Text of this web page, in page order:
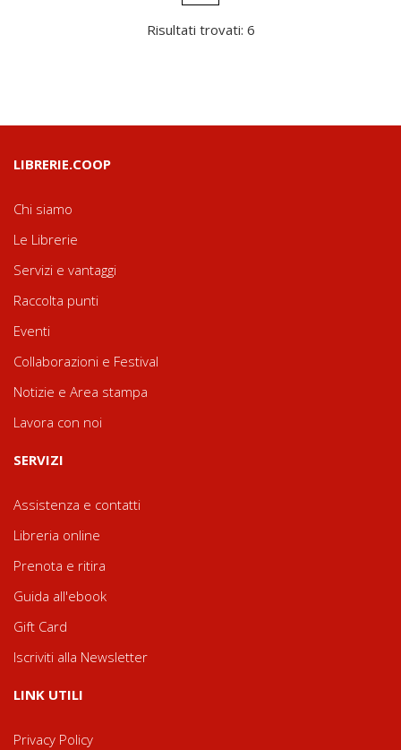
Risultati trovati: 6
LIBRERIE.COOP
Chi siamo
Le Librerie
Servizi e vantaggi
Raccolta punti
Eventi
Collaborazioni e Festival
Notizie e Area stampa
Lavora con noi
SERVIZI
Assistenza e contatti
Libreria online
Prenota e ritira
Guida all'ebook
Gift Card
Iscriviti alla Newsletter
LINK UTILI
Privacy Policy